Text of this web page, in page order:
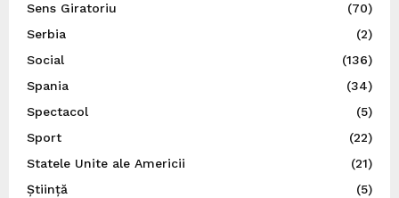
Sens Giratoriu
(70)
Serbia
(2)
Social
(136)
Spania
(34)
Spectacol
(5)
Sport
(22)
Statele Unite ale Americii
(21)
Știință
(5)